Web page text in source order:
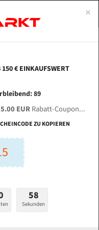
mm Bi-Metall
mm
×
€ EINKAUFSWERT
89
EURRabatt-Coupon...
ZU KOPIEREN
57
Sekunden